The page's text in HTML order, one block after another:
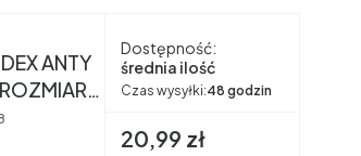
ANTY
Dostępność:
średnia ilość
Czas wysyłki:48 godzin
Cena brutto
20,99 zł